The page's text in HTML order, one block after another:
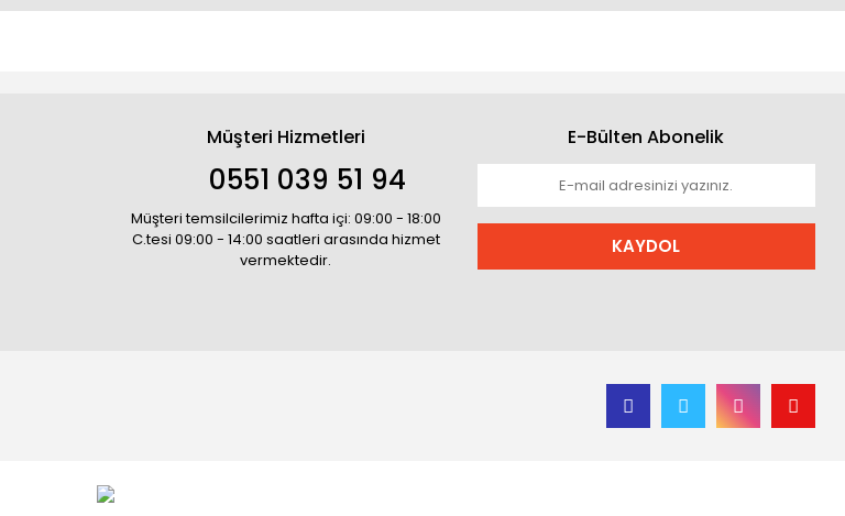
Müşteri Hizmetleri
0551 039 51 94
Müşteri temsilcilerimiz hafta içi: 09:00 - 18:00
C.tesi 09:00 - 14:00 saatleri arasında hizmet
vermektedir.
E-Bülten Abonelik
KAYDOL